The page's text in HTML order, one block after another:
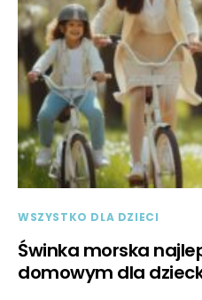
WSZYSTKO DLA DZIECI
Świnka morska
domowym dla